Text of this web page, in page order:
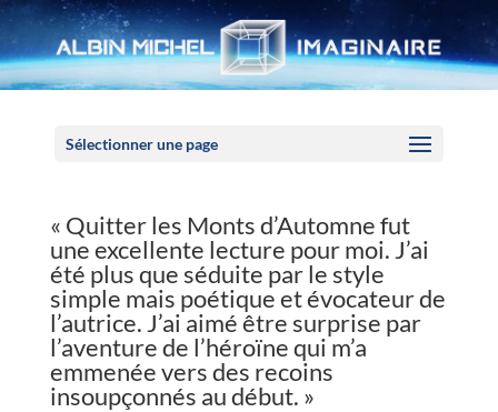
Sélectionner une page
« Quitter les Monts d’Automne fut
une excellente lecture pour moi. J’ai
été plus que séduite par le style
simple mais poétique et évocateur de
l’autrice. J’ai aimé être surprise par
l’aventure de l’héroïne qui m’a
emmenée vers des recoins
insoupçonnés au début. »
Panneau de gestion des cookies